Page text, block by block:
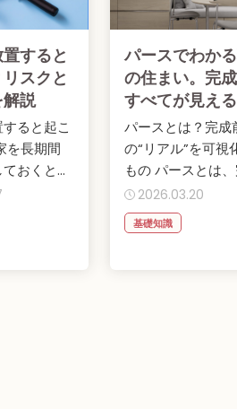
すると
スクと
説
ると起こ
を長期間
おくと、
が起こる
パースでわか
の住まい。完
すべてが見え
パースとは？完成
の“リアル”を可視
もの パースとは
後の住まいを立体
現したイメージ...
2026.03.20
基礎知識